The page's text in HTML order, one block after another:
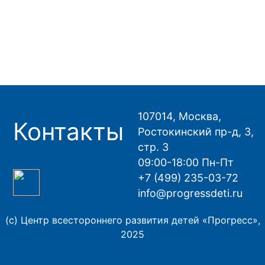
Контакты
107014, Москва,
Ростокинский пр-д, 3,
стр. 3
09:00-18:00 Пн-Пт
+7 (499) 235-03-72
info@progressdeti.ru
(с) Центр всестороннего развития детей «Прогресс»,
2025